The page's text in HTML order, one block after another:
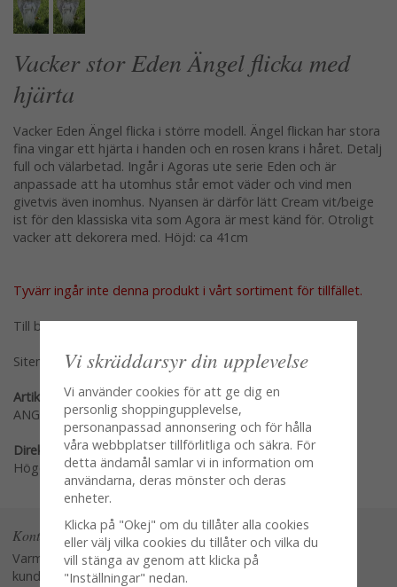
Vacker stor Eden Ängel flicka med
hjärta
Vacker Eden Ängel flicka i större modell. Ängel flickan har stora
fina vingar ett hjärta i handen och en rosen krans i håret. Detalj
full och välarbetad. Ingår i Agoras ute serie Eden och är
anpassade att ha utomhus står emot väder och vind men
givetvis även inomhus. Nyansen är därför lätt Cream vit/beige
ist för den klassiska vita som Agora är mest känd för. Otroligt
vacker att dekorera med. Höjd: ca 41cm
Tyvärr ingår inte denna produkt i vårt sortiment för tillfället.
Till butikens startsida »
Sitemap »
Artikelnummer:
ANG-99805
Direktlänk:
Högerklicka och kopiera adressen
Kontakta oss
Varmt välkommen att kontakta vår
kundtjänst.
Vi skräddarsyr din upplevelse
Vi använder cookies för att ge dig en
personlig shoppingupplevelse,
personanpassad annonsering och för hålla
våra webbplatser tillförlitliga och säkra. För
detta ändamål samlar vi in information om
användarna, deras mönster och deras
enheter.
Klicka på "Okej" om du tillåter alla cookies
eller välj vilka cookies du tillåter och vilka du
vill stänga av genom att klicka på
"Inställningar" nedan.